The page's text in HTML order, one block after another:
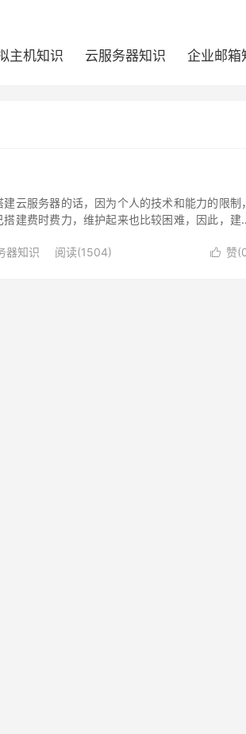
主机知识 云服务器知识 企业邮箱
云服务器的话，因为个人的技术和能力的限制，
建费时费力，维护起来也比较困难，因此，建
器知识 阅读(1504)  赞(